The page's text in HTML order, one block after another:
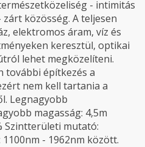
- intimitás
közösség. A teljesen
elektromos áram, víz és
keresztül, optikai
lehet megközelíteni.
további építkezés a
nem kell tartania a
Legnagyobb
magasság: 4,5m
Szintterületi mutató:
- 1962nm között.